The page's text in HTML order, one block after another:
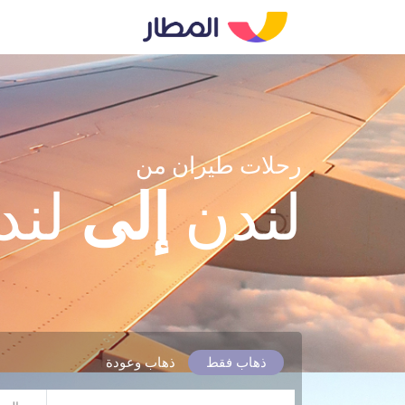
رحلات طيران من
لندنإلى
ذهاب فقط ذهاب وعودة